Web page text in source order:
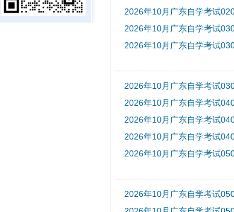
2026年10月广东自学考试
2026年10月广东自学考试
2026年10月广东自学考试
2026年10月广东自学考试
2026年10月广东自学考试
2026年10月广东自学考试
2026年10月广东自学考试
2026年10月广东自学考试
2026年10月广东自学考试